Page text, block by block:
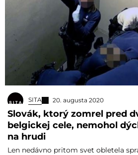
SITA 20. augusta 2020
Slovák, ktorý zomrel pred
belgickej cele, nemohol
na hrudi
Len nedávno pritom svet obletela